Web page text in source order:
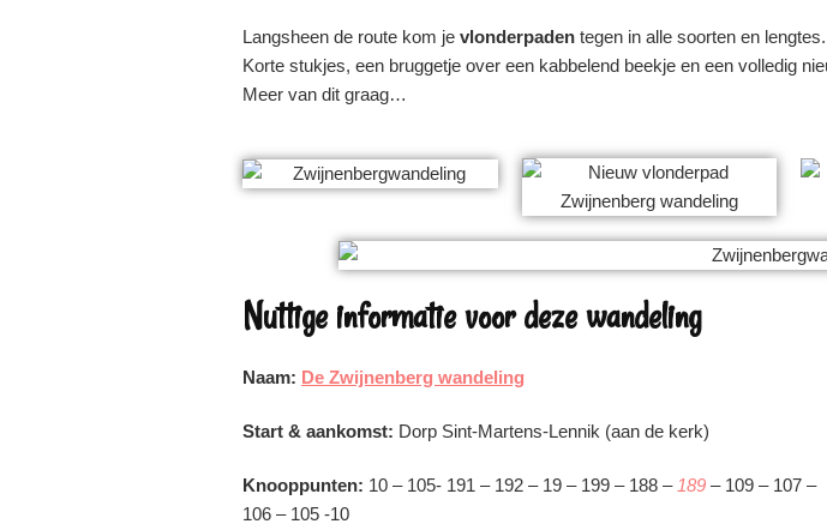
Langsheen de route kom je vlonderpaden tegen in alle soorten en lengtes.
Korte stukjes, een bruggetje over een kabbelend beekje en een volledig
Meer van dit graag…
Nuttige informatie voor deze wandeling
Naam: De Zwijnenberg wandeling
Start & aankomst: Dorp Sint-Martens-Lennik (aan de kerk)
Knooppunten: 10 – 105- 191 – 192 – 19 – 199 – 188 – 189 – 109 – 107 –
106 – 105 -10